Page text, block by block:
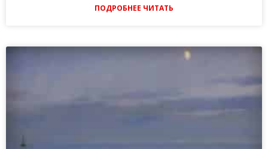
ПОДРОБНЕЕ ЧИТАТЬ